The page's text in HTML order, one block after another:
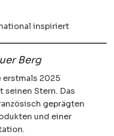
inspiriert
Berg
erstmals 2025
seinen Stern. Das
geprägten
und einer